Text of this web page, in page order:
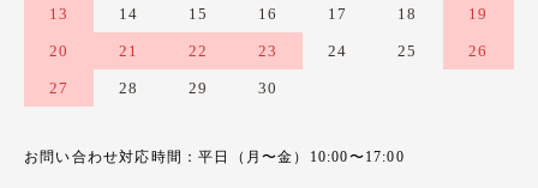
13 14 15 16 17 18 19
20 21 22 23 24 25 26
27 28 29 30
お問い合わせ対応時間：平日（月〜金）10:00〜17:00